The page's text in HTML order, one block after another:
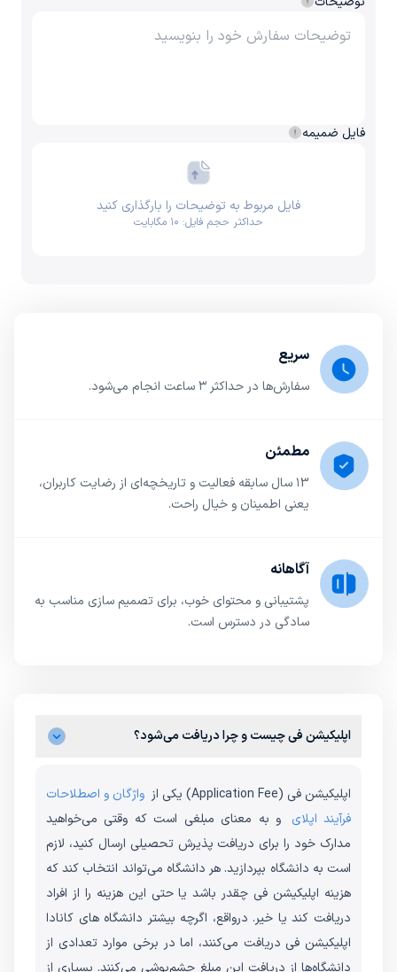
فایل ضمیمه
فایل مربوط به توضیحات را بارگذاری کنید
حداکثر حجم فایل: ۱۰ مگابایت
سریع
سفارش‌ها در حداکثر ۳ ساعت انجام می‌شود.
مطمئن
۱3 سال سابقه فعالیت و تاریخچه‌ای از رضایت کاربران،
یعنی اطمینان و خیال راحت.
آگاهانه
پشتیبانی و محتوای خوب، برای تصمیم سازی مناسب به
سادگی در دسترس است.
اپلیکیشن فی چیست و چرا دریافت می‌شود؟
اپلیکیشن فی (Application Fee) یکی از
واژگان و اصطلاحات
فرآیند اپلای
و به معنای مبلغی است که وقتی می‌خواهید
مدارک خود را برای دریافت پذیرش تحصیلی ارسال کنید، لازم
است به دانشگاه بپردازید. هر دانشگاه می‌تواند انتخاب کند که
هزینه اپلیکیشن فی چقدر باشد یا حتی این هزینه را از افراد
دریافت کند یا خیر. درواقع، اگرچه بیشتر دانشگاه‌ های کانادا
اپلیکیشن فی دریافت می‌کنند، اما در برخی موارد تعدادی از
دانشگاه‌ها از دریافت این مبلغ چشم‌پوشی می‌کنند. بسیاری از